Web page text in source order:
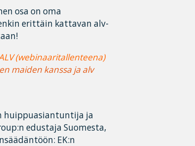
osa on oma
erittäin kattavan alv-
(webinaaritallenteena)
maiden kanssa ja alv
huippuasiantuntija ja
edustaja Suomesta,
EK:n